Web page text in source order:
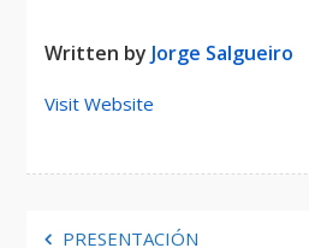
Written by Jorge Salgueiro
Visit Website
Navegación
PRESENTACIÓN